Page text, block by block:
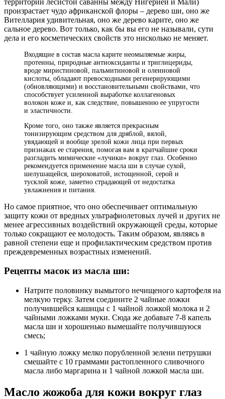
произрастает чудо африканской флоры – дерево ши, оно же
Вителлария удивительная, оно же дерево карите, оно же
сальное дерево. Вот только, как бы вы его не называли, сути
дела и его косметических свойств это нисколько не меняет.
Входящие в состав масла карите неомыляемые жиры,
протеины, природные антиоксиданты и триглицериды,
вроде миристиновой, пальмитиновой и олеиновой
кислоты, обладают превосходными регенерирующими
(обновляющими) и восстановительными свойствами, что
способствует усиленной выработке коллагеновых
волокон коже и, как следствие, повышению ее упругости
и эластичности.
Кроме того, оно также является прекрасным
тонизирующим средством для дряблой, вялой,
увядающей и вообще зрелой кожи лица при первых
признаках ее старения, помогая вам в кратчайшие сроки
разгладить мимические «лучики» вокруг глаз. Особенно
рекомендуется применение масла ши в случае сухой,
шелушащейся, шероховатой, истощенной, серой и
тусклой коже, заметно страдающей от недостатка
увлажнения и питания.
Но самое приятное, что оно обеспечивает оптимальную
защиту кожи от вредных ультрафиолетовых лучей и других не
менее агрессивных воздействий окружающей среды, которые
только сокращают ее молодость. Таким образом, являясь в
равной степени еще и профилактическим средством против
преждевременных возрастных изменений.
Рецепты масок из масла ши:
Натрите половинку вымытого нечищеного картофеля на
мелкую терку. Затем соедините 2 чайные ложки
получившейся кашицы с 1 чайной ложкой молока и 2
чайными ложками муки. Сюда же добавьте 7-8 капель
масла ши и хорошенько вымешайте получившуюся
смесь;
1 чайную ложку мелко порубленной зелени петрушки
смешайте с 10 граммами растопленного сливочного
масла либо маргарина и 1 чайной ложкой масла ши.
Масло жожоба для кожи вокруг глаз